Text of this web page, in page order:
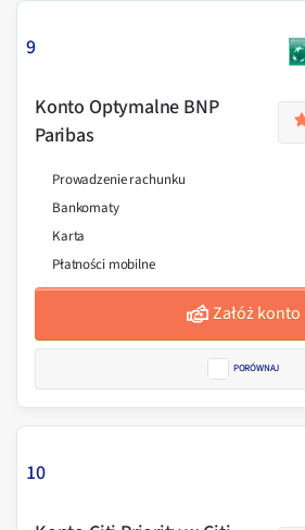
9
Konto Optymalne BNP
Paribas
Prowadzenie rachunku
Bankomaty
Karta
Płatności mobilne
Załóż konto
PORÓWNAJ
10